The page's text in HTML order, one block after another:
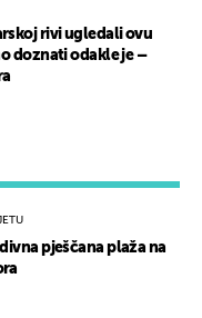
pješčana plaža na
rivi ugledali ovu
doznati odakle je –